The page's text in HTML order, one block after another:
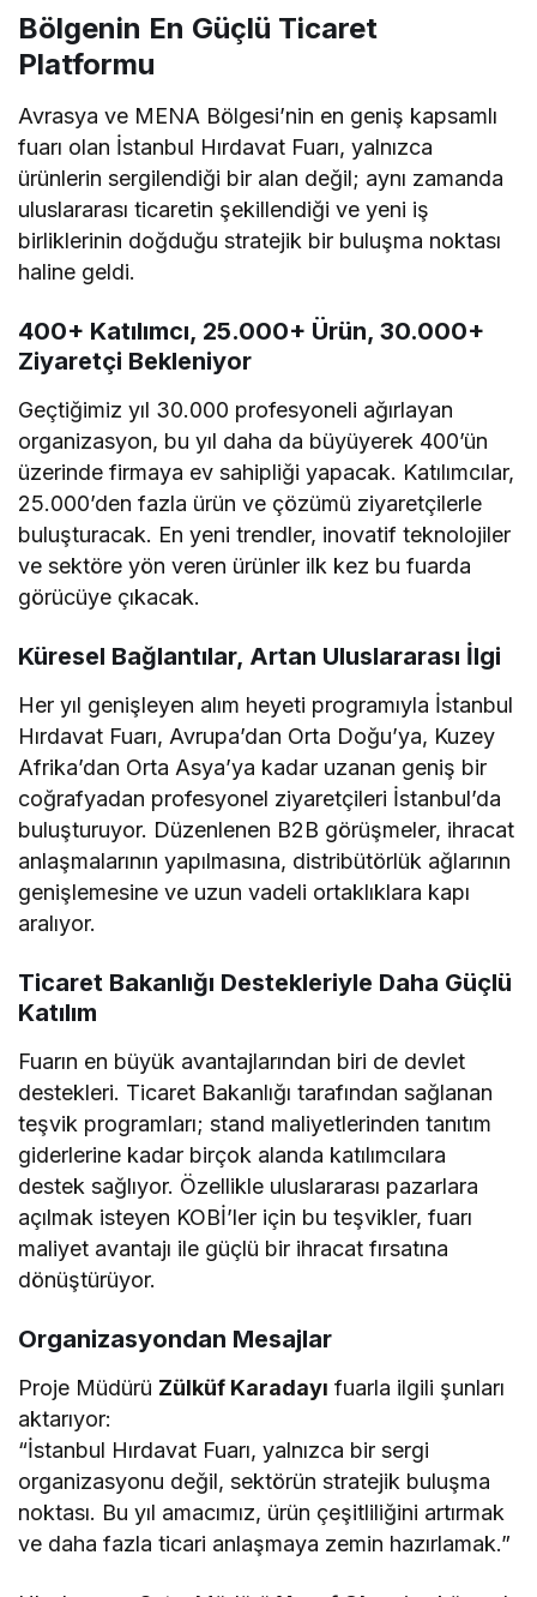
Bölgenin En Güçlü Ticaret
Platformu
Avrasya ve MENA Bölgesi’nin en geniş kapsamlı
fuarı olan İstanbul Hırdavat Fuarı, yalnızca
ürünlerin sergilendiği bir alan değil; aynı zamanda
uluslararası ticaretin şekillendiği ve yeni iş
birliklerinin doğduğu stratejik bir buluşma noktası
haline geldi.
400+ Katılımcı, 25.000+ Ürün, 30.000+
Ziyaretçi Bekleniyor
Geçtiğimiz yıl 30.000 profesyoneli ağırlayan
organizasyon, bu yıl daha da büyüyerek 400’ün
üzerinde firmaya ev sahipliği yapacak. Katılımcılar,
25.000’den fazla ürün ve çözümü ziyaretçilerle
buluşturacak. En yeni trendler, inovatif teknolojiler
ve sektöre yön veren ürünler ilk kez bu fuarda
görücüye çıkacak.
Küresel Bağlantılar, Artan Uluslararası İlgi
Her yıl genişleyen alım heyeti programıyla İstanbul
Hırdavat Fuarı, Avrupa’dan Orta Doğu’ya, Kuzey
Afrika’dan Orta Asya’ya kadar uzanan geniş bir
coğrafyadan profesyonel ziyaretçileri İstanbul’da
buluşturuyor. Düzenlenen B2B görüşmeler, ihracat
anlaşmalarının yapılmasına, distribütörlük ağlarının
genişlemesine ve uzun vadeli ortaklıklara kapı
aralıyor.
Ticaret Bakanlığı Destekleriyle Daha Güçlü
Katılım
Fuarın en büyük avantajlarından biri de devlet
destekleri. Ticaret Bakanlığı tarafından sağlanan
teşvik programları; stand maliyetlerinden tanıtım
giderlerine kadar birçok alanda katılımcılara
destek sağlıyor. Özellikle uluslararası pazarlara
açılmak isteyen KOBİ’ler için bu teşvikler, fuarı
maliyet avantajı ile güçlü bir ihracat fırsatına
dönüştürüyor.
Organizasyondan Mesajlar
Proje Müdürü Zülküf Karadayı fuarla ilgili şunları
aktarıyor:
“İstanbul Hırdavat Fuarı, yalnızca bir sergi
organizasyonu değil, sektörün stratejik buluşma
noktası. Bu yıl amacımız, ürün çeşitliliğini artırmak
ve daha fazla ticari anlaşmaya zemin hazırlamak.”